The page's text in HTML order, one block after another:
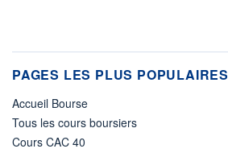
PAGES LES PLUS POPULAIRES
Accueil Bourse
Tous les cours boursiers
Cours CAC 40